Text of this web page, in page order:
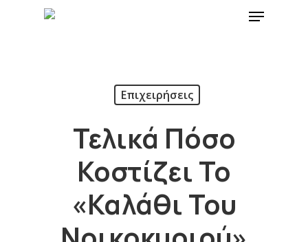
Επιχειρήσεις
Τελικά Πόσο
Κοστίζει Το
«καλάθι Του